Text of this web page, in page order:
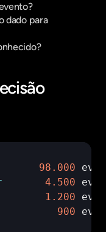
dado para
98.000
4.500
1.200
900